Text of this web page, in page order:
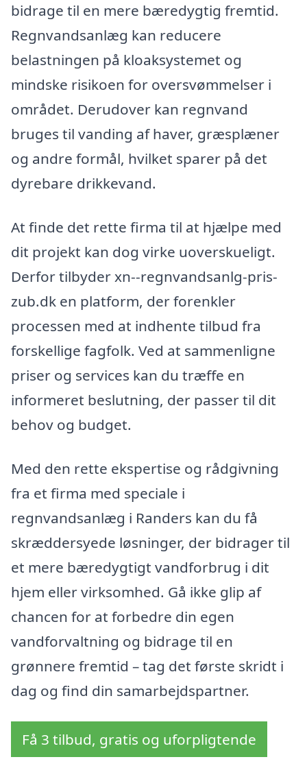
bidrage til en mere bæredygtig fremtid.
Regnvandsanlæg kan reducere
belastningen på kloaksystemet og
mindske risikoen for oversvømmelser i
området. Derudover kan regnvand
bruges til vanding af haver, græsplæner
og andre formål, hvilket sparer på det
dyrebare drikkevand.
At finde det rette firma til at hjælpe med
dit projekt kan dog virke uoverskueligt.
Derfor tilbyder xn--regnvandsanlg-pris-
zub.dk en platform, der forenkler
processen med at indhente tilbud fra
forskellige fagfolk. Ved at sammenligne
priser og services kan du træffe en
informeret beslutning, der passer til dit
behov og budget.
Med den rette ekspertise og rådgivning
fra et firma med speciale i
regnvandsanlæg i Randers kan du få
skræddersyede løsninger, der bidrager til
et mere bæredygtigt vandforbrug i dit
hjem eller virksomhed. Gå ikke glip af
chancen for at forbedre din egen
vandforvaltning og bidrage til en
grønnere fremtid – tag det første skridt i
dag og find din samarbejdspartner.
Få 3 tilbud, gratis og uforpligtende